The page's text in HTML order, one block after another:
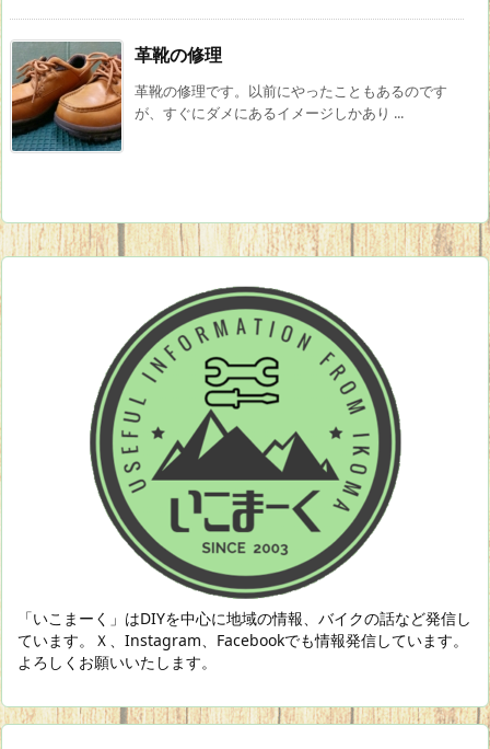
革靴の修理
革靴の修理です。以前にやったこともあるのです
が、すぐにダメにあるイメージしかあり ...
「いこまーく」はDIYを中心に地域の情報、バイクの話など発信し
ています。Ｘ、Instagram、Facebookでも情報発信しています。
よろしくお願いいたします。